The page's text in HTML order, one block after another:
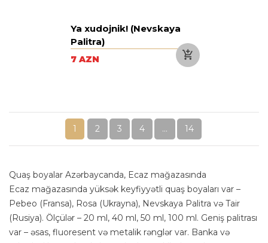
Ya xudojnik! (Nevskaya
Palitra)
7 AZN
1 2 3 4 ... 14
Quaş boyalar Azərbaycanda, Ecaz mağazasında
Ecaz mağazasında yüksək keyfiyyətli quaş boyaları var –
Pebeo (Fransa), Rosa (Ukrayna), Nevskaya Palitra və Tair
(Rusiya). Ölçülər – 20 ml, 40 ml, 50 ml, 100 ml. Geniş palitrası
var – əsas, fluoresent və metalik rənglər var. Banka və